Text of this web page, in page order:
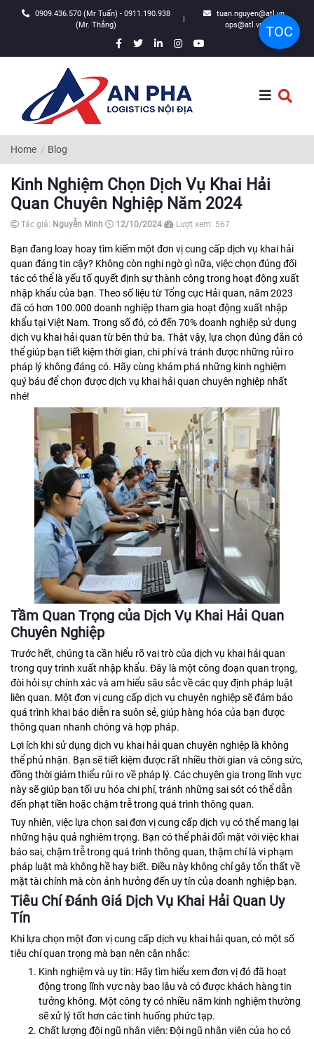
0909.436.570 (Mr Tuấn) - 0911.190.938
(Mr. Thắng)
|
tuan.nguyen@atl.vn,
ops@atl.vn
Home Blog
Kinh Nghiệm Chọn Dịch Vụ Khai Hải
Quan Chuyên Nghiệp Năm 2024
Tác giả: Nguyễn Minh 12/10/2024 Lượt xem: 567
TOC
Bạn đang loay hoay tìm kiếm một đơn vị cung cấp dịch vụ khai hải
quan đáng tin cậy? Không còn nghi ngờ gì nữa, việc chọn đúng đối
tác có thể là yếu tố quyết định sự thành công trong hoạt động xuất
nhập khẩu của bạn. Theo số liệu từ Tổng cục Hải quan, năm 2023
đã có hơn 100.000 doanh nghiệp tham gia hoạt động xuất nhập
khẩu tại Việt Nam. Trong số đó, có đến 70% doanh nghiệp sử dụng
dịch vụ khai hải quan từ bên thứ ba. Thật vậy, lựa chọn đúng đắn có
thể giúp bạn tiết kiệm thời gian, chi phí và tránh được những rủi ro
pháp lý không đáng có. Hãy cùng khám phá những kinh nghiệm
quý báu để chọn được dịch vụ khai hải quan chuyên nghiệp nhất
nhé!
Tầm Quan Trọng của Dịch Vụ Khai Hải Quan
Chuyên Nghiệp
Trước hết, chúng ta cần hiểu rõ vai trò của dịch vụ khai hải quan
trong quy trình xuất nhập khẩu. Đây là một công đoạn quan trọng,
đòi hỏi sự chính xác và am hiểu sâu sắc về các quy định pháp luật
liên quan. Một đơn vị cung cấp dịch vụ chuyên nghiệp sẽ đảm bảo
quá trình khai báo diễn ra suôn sẻ, giúp hàng hóa của bạn được
thông quan nhanh chóng và hợp pháp.
Lợi ích khi sử dụng dịch vụ khai hải quan chuyên nghiệp là không
thể phủ nhận. Bạn sẽ tiết kiệm được rất nhiều thời gian và công sức,
đồng thời giảm thiểu rủi ro về pháp lý. Các chuyên gia trong lĩnh vực
này sẽ giúp bạn tối ưu hóa chi phí, tránh những sai sót có thể dẫn
đến phạt tiền hoặc chậm trễ trong quá trình thông quan.
Tuy nhiên, việc lựa chọn sai đơn vị cung cấp dịch vụ có thể mang lại
những hậu quả nghiêm trọng. Bạn có thể phải đối mặt với việc khai
báo sai, chậm trễ trong quá trình thông quan, thậm chí là vi phạm
pháp luật mà không hề hay biết. Điều này không chỉ gây tổn thất về
mặt tài chính mà còn ảnh hưởng đến uy tín của doanh nghiệp bạn.
Tiêu Chí Đánh Giá Dịch Vụ Khai Hải Quan Uy
Tín
Khi lựa chọn một đơn vị cung cấp dịch vụ khai hải quan, có một số
tiêu chí quan trọng mà bạn nên cân nhắc:
Kinh nghiệm và uy tín: Hãy tìm hiểu xem đơn vị đó đã hoạt
động trong lĩnh vực này bao lâu và có được khách hàng tin
tưởng không. Một công ty có nhiều năm kinh nghiệm thường
sẽ xử lý tốt hơn các tình huống phức tạp.
Chất lượng đội ngũ nhân viên: Đội ngũ nhân viên của họ có